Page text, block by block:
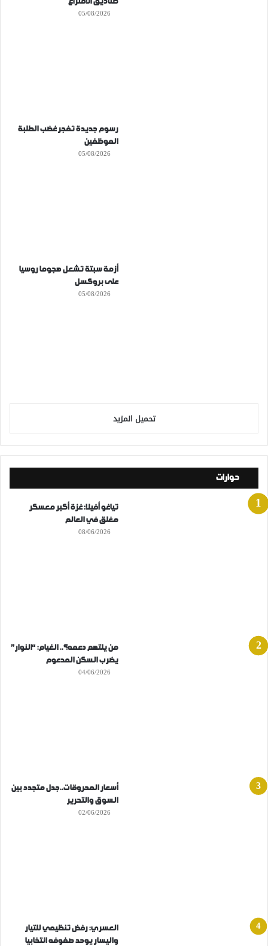
05/08/2026
رسوم جديدة تفجر غضب الطلبة
الموظفين
05/08/2026
أزمة سبتة تشعل هجوما روسيا
على بروكسل
05/08/2026
تحميل المزيد
حوارات
تياغو أفيلا: غزة أكبر معسكر
مغلق في العالم
08/06/2026
من يلتهم دعمه؟.. الغيام: “النوار”
يضرب السكن المدعوم
04/06/2026
أسعار المحروقات..جدل متجدد بين
السوق والتحرير
02/06/2026
العسري: رفض تنظيمي للتيار
واليسار يوحد صفوفه انتخابيا